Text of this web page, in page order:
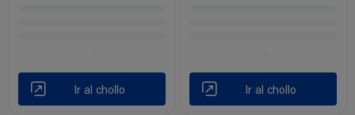
Ir al chollo Ir al chollo